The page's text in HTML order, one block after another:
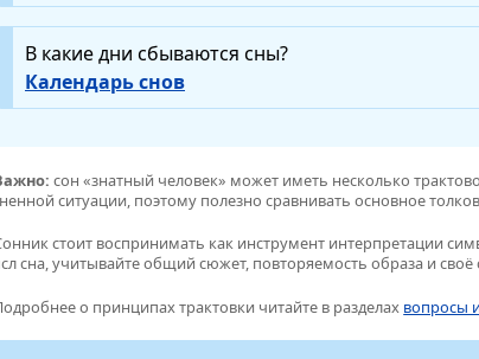
В какие дни сбываются сны?
Календарь снов
сон «знатный человек» может иметь несколько
ситуации, поэтому полезно сравнивать основное
стоит воспринимать как инструмент интерпретации
сна, учитывайте общий сюжет, повторяемость образа и
о принципах трактовки читайте в разделах вопросы